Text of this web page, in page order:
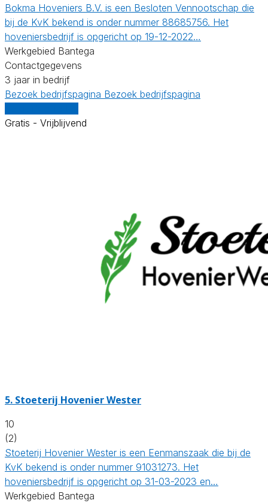
Bokma Hoveniers B.V. is een Besloten Vennootschap die
bij de KvK bekend is onder nummer 88685756. Het
hoveniersbedrijf is opgericht op 19-12-2022…
Werkgebied Bantega
Contactgegevens
3 jaar in bedrijf
Bezoek bedrijfspagina Bezoek bedrijfspagina
Gratis - Vrijblijvend
5. Stoeterij Hovenier Wester
10
(2)
Stoeterij Hovenier Wester is een Eenmanszaak die bij de
KvK bekend is onder nummer 91031273. Het
hoveniersbedrijf is opgericht op 31-03-2023 en…
Werkgebied Bantega